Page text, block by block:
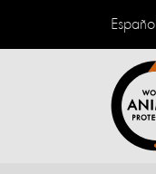
Español